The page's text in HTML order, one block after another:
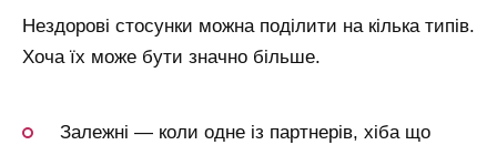
Нездорові стосунки можна поділити на кілька типів.
Хоча їх може бути значно більше.
Залежні — коли одне із партнерів, хіба що